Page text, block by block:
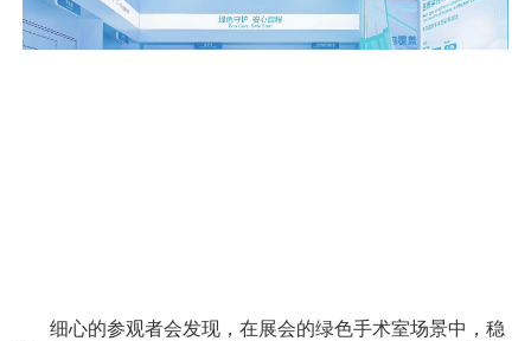
细心的参观者会发现，在展会的绿色手术室场景中，稳